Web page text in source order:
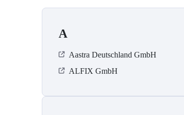
A
Aastra Deutschland GmbH
ALFIX GmbH